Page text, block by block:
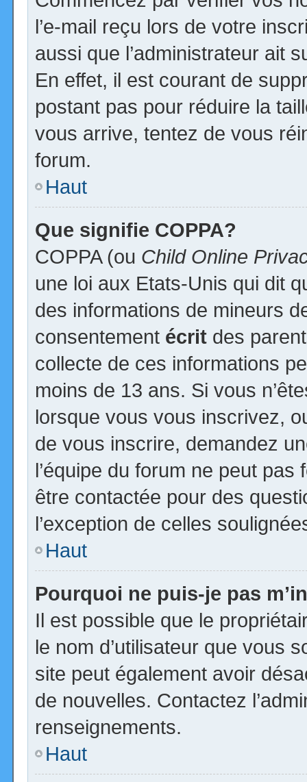
l’e-mail reçu lors de votre
aussi que l’administrateur ait
En effet, il est courant de
postant pas pour réduire la
vous arrive, tentez de vous
forum.
Haut
Que signifie COPPA?
COPPA (ou Child Online
une loi aux Etats-Unis qui dit
des informations de mineurs
consentement écrit des
collecte de ces informations
moins de 13 ans. Si vous
lorsque vous vous inscrivez,
de vous inscrire, demandez
l’équipe du forum ne peut
être contactée pour des
l’exception de celles
Haut
Pourquoi ne puis-je pas
Il est possible que le
le nom d’utilisateur que vous
site peut également avoir
de nouvelles. Contactez
renseignements.
Haut